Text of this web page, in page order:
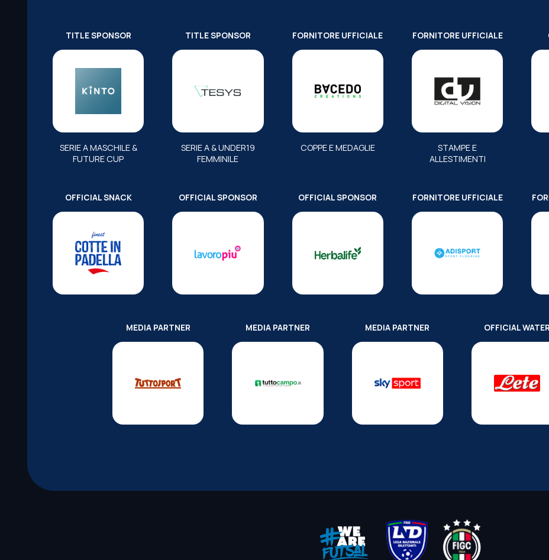
TITLE SPONSOR
SERIE A MASCHILE &
FUTURE CUP
TITLE SPONSOR
SERIE A & UNDER19
FEMMINILE
FORNITORE UFFICIALE
COPPE E MEDAGLIE
FORNITORE UFFICIALE
STAMPE E
ALLESTIMENTI
OFFICIAL SNACK OFFICIAL SPONSOR OFFICIAL SPONSOR FORNITORE UFFICIALE
MEDIA PARTNER MEDIA PARTNER MEDIA PARTNER OFFICIAL WATER